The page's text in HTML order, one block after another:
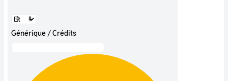
Générique / Crédits